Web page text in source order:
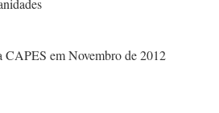
CAPES em Novembro de 2012